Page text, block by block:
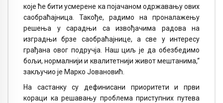
које ће бити усмерене ка појачаном одржавању ових
саобраћајница. Такође, радимо на проналажењу
решења у сарадњи са извођачима радова на
изградњи брзе саобраћајнице, а све у интересу
грађана овог подручја. Наш циљ је да обезбедимо
бољи, нормалнији и квалитетнији живот мештанима,“
закључио је Марко Јовановић.
На састанку су дефинисани приоритети и први
кораци ка решавању проблема приступних путева